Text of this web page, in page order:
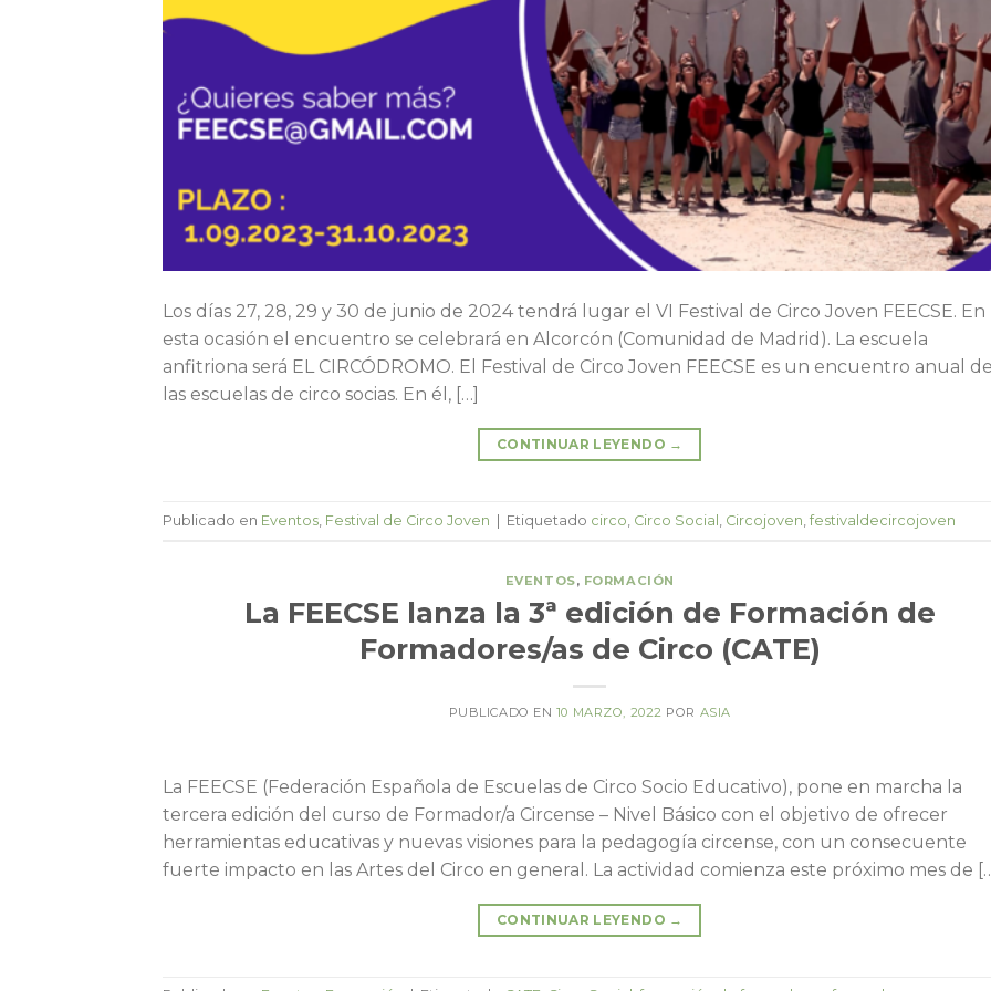
Los días 27, 28, 29 y 30 de junio de 2024 tendrá lugar el VI Festival de Circo Joven FEECSE. En
esta ocasión el encuentro se celebrará en Alcorcón (Comunidad de Madrid). La escuela
anfitriona será EL CIRCÓDROMO. El Festival de Circo Joven FEECSE es un encuentro anual
las escuelas de circo socias. En él, […]
CONTINUAR LEYENDO →
Publicado en Eventos Festival de Circo Joven | Etiquetado circo Circo Social Circojoven festivaldecircojoven
EVENTOS, FORMACIÓN
La FEECSE lanza la 3ª edición de Formación de
Formadores/as de Circo (CATE)
PUBLICADO EN 10 MARZO, 2022 POR ASIA
La FEECSE (Federación Española de Escuelas de Circo Socio Educativo), pone en marcha la
tercera edición del curso de Formador/a Circense – Nivel Básico con el objetivo de ofrecer
herramientas educativas y nuevas visiones para la pedagogía circense, con un consecuente
fuerte impacto en las Artes del Circo en general. La actividad comienza este próximo mes de
CONTINUAR LEYENDO →